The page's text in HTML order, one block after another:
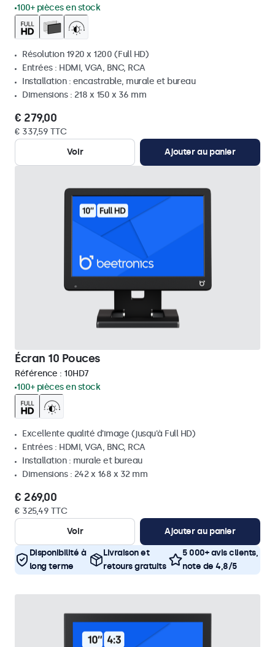
100+ pièces en stock
Résolution 1920 x 1200 (Full HD)
Entrées : HDMI, VGA, BNC, RCA
Installation : encastrable, murale et bureau
Dimensions : 218 x 150 x 36 mm
€ 279,00
€ 337,59 TTC
Voir
Ajouter au panier
Écran 10 Pouces
Référence : 10HD7
100+ pièces en stock
Excellente qualité d'image (jusqu'à Full HD)
Entrées : HDMI, VGA, BNC, RCA
Installation : murale et bureau
Dimensions : 242 x 168 x 32 mm
€ 269,00
€ 325,49 TTC
Voir
Ajouter au panier
Disponibilité à
long terme
Livraison et
retours gratuits
5 000+ avis clients,
note de 4,8/5